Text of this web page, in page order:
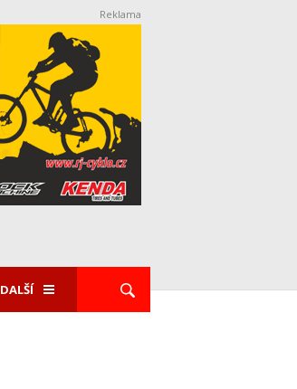
Reklama
DALŠÍ